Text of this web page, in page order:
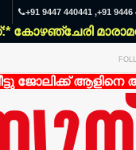
+91 9447 440441 ,+91 9446
മാരാമൻ
ആളിനെ